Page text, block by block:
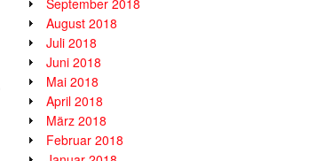
September 2018
August 2018
Juli 2018
Juni 2018
Mai 2018
April 2018
März 2018
Februar 2018